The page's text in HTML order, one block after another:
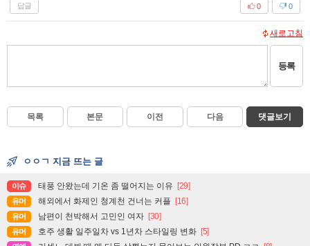
답글 0
0
새로고침
등록
목록 본문 이전 다음 댓글보기
ㅇㅇㄱ 지금 뜨는 글
이슈 태풍 안왔는데 기온 좀 떨어지는 이유 [29]
유머 해외에서 화제인 청계천 건너는 커플 [16]
유머 남편이 천박해서 고민인 여자 [30]
유머 호주 생활 일주일차 vs 1년차 스타일링 변화 [5]